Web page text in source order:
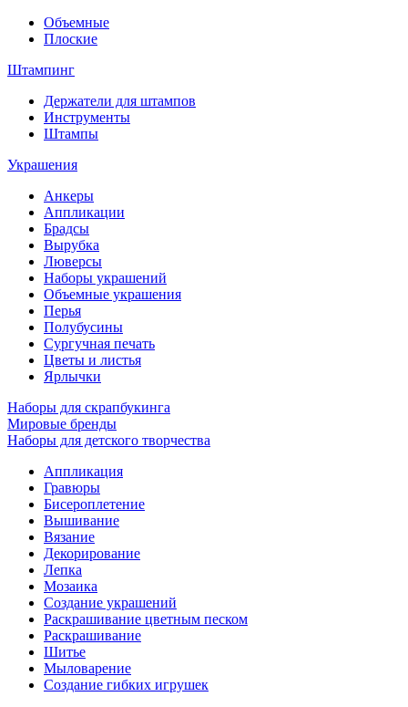
Объемные
Плоские
Штампинг
Держатели для штампов
Инструменты
Штампы
Украшения
Анкеры
Аппликации
Брадсы
Вырубка
Люверсы
Наборы украшений
Объемные украшения
Перья
Полубусины
Сургучная печать
Цветы и листья
Ярлычки
Наборы для скрапбукинга
Мировые бренды
Наборы для детского творчества
Аппликация
Гравюры
Бисероплетение
Вышивание
Вязание
Декорирование
Лепка
Мозаика
Создание украшений
Раскрашивание цветным песком
Раскрашивание
Шитье
Мыловарение
Создание гибких игрушек